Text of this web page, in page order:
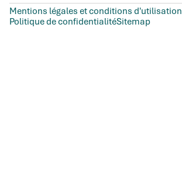
Mentions légales et conditions d'utilisation
Politique de confidentialitéSitemap